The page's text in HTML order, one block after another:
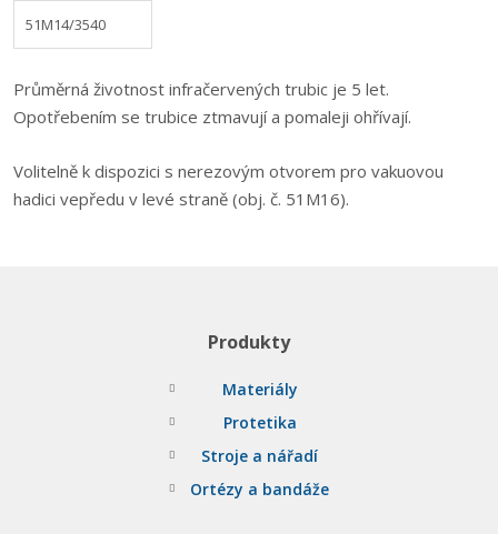
51M14/3540
Průměrná životnost infračervených trubic je 5 let.
Opotřebením se trubice ztmavují a pomaleji ohřívají.
Volitelně k dispozici s nerezovým otvorem pro vakuovou
hadici vepředu v levé straně (obj. č. 51M16).
Produkty
Materiály
Protetika
Stroje a nářadí
Ortézy a bandáže